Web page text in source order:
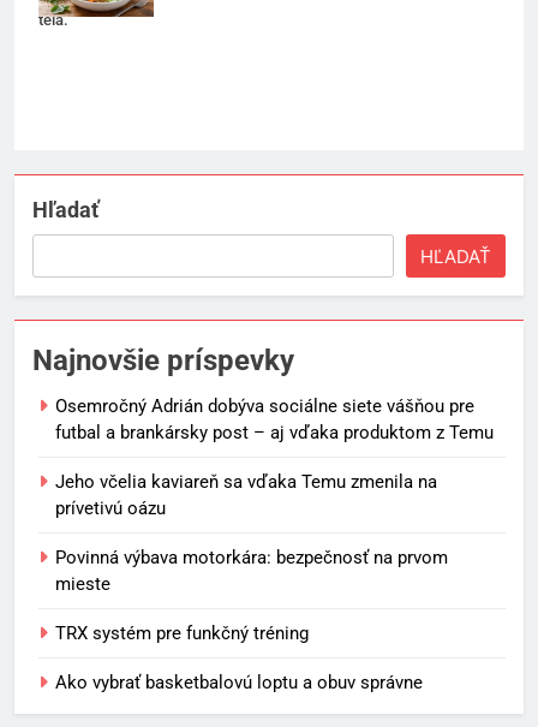
tela.
Hľadať
HĽADAŤ
Najnovšie príspevky
Osemročný Adrián dobýva sociálne siete vášňou pre
futbal a brankársky post – aj vďaka produktom z Temu
Jeho včelia kaviareň sa vďaka Temu zmenila na
prívetivú oázu
Povinná výbava motorkára: bezpečnosť na prvom
mieste
TRX systém pre funkčný tréning
Ako vybrať basketbalovú loptu a obuv správne